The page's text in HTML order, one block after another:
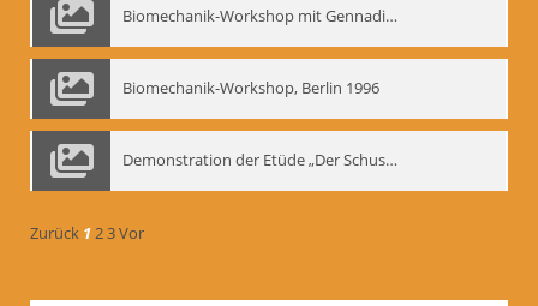
Biomechanik-Workshop mit Gennadij Nikolajewitsch Bogdanow im Mime Centrum Berlin, 1991
Biomechanik-Workshop, Berlin 1996
Demonstration der Etüde „Der Schuss mit dem Bogen“ durch Gennadij Nikolajewitsch Bogdanow, Berlin 1991
Zurück 123Vor